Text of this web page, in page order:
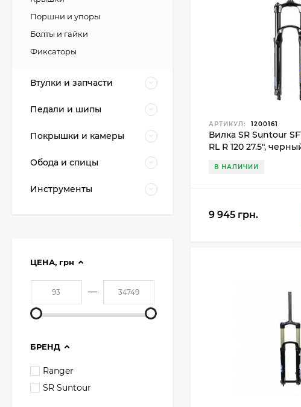
АРТИКУЛ: 1200161
Вилка SR Suntour
RL R 120 27.5",
В НАЛИЧИИ
9 945 грн.
Поршни и упоры
Болты и гайки
Фиксаторы
Втулки и запчасти
Педали и шипы
Покрышки и камеры
Обода и спицы
Инструменты
ЦЕНА, грн
—
БРЕНД
Ranger
SR Suntour